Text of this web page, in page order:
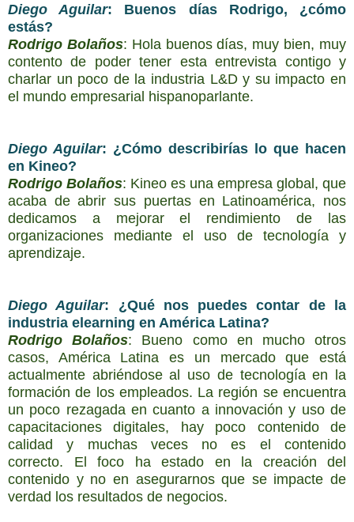
Diego Aguilar: Buenos días Rodrigo, ¿cómo
estás?
Rodrigo Bolaños: Hola buenos días, muy bien, muy
contento de poder tener esta entrevista contigo y
charlar un poco de la industria L&D y su impacto en
el mundo empresarial hispanoparlante.
Diego Aguilar: ¿Cómo describirías lo que hacen
en Kineo?
Rodrigo Bolaños: Kineo es una empresa global, que
acaba de abrir sus puertas en Latinoamérica, nos
dedicamos a mejorar el rendimiento de las
organizaciones mediante el uso de tecnología y
aprendizaje.
Diego Aguilar: ¿Qué nos puedes contar de la
industria elearning en América Latina?
Rodrigo Bolaños: Bueno como en mucho otros
casos, América Latina es un mercado que está
actualmente abriéndose al uso de tecnología en la
formación de los empleados. La región se encuentra
un poco rezagada en cuanto a innovación y uso de
capacitaciones digitales, hay poco contenido de
calidad y muchas veces no es el contenido
correcto. El foco ha estado en la creación del
contenido y no en asegurarnos que se impacte de
verdad los resultados de negocios.